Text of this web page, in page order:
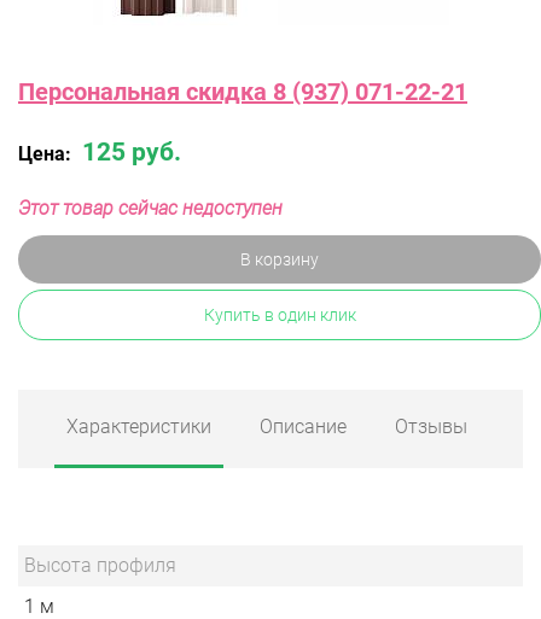
Персональная скидка 8 (937) 071-22-21
Цена: 125 руб.
Этот товар сейчас недоступен
В корзину
Купить в один клик
Характеристики Описание Отзывы
Высота профиля
1 м